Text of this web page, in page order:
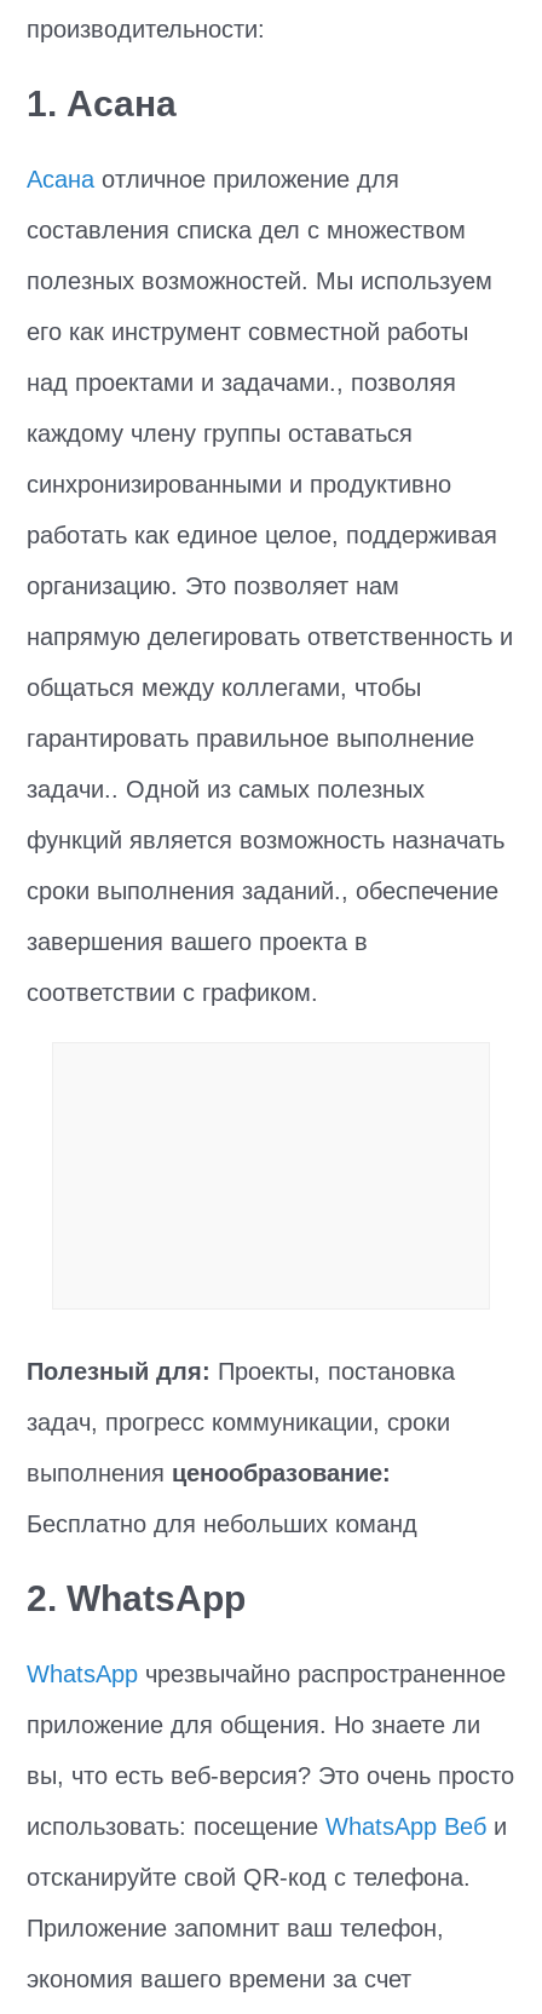
производительности:
1. Асана
Асана отличное приложение для
составления списка дел с множеством
полезных возможностей. Мы используем
его как инструмент совместной работы
над проектами и задачами., позволяя
каждому члену группы оставаться
синхронизированными и продуктивно
работать как единое целое, поддерживая
организацию. Это позволяет нам
напрямую делегировать ответственность и
общаться между коллегами, чтобы
гарантировать правильное выполнение
задачи.. Одной из самых полезных
функций является возможность назначать
сроки выполнения заданий., обеспечение
завершения вашего проекта в
соответствии с графиком.
Полезный для: Проекты, постановка
задач, прогресс коммуникации, сроки
выполнения ценообразование:
Бесплатно для небольших команд
2. WhatsApp
WhatsApp чрезвычайно распространенное
приложение для общения. Но знаете ли
вы, что есть веб-версия? Это очень просто
использовать: посещениеWhatsApp Веб и
отсканируйте свой QR-код с телефона.
Приложение запомнит ваш телефон,
экономия вашего времени за счет